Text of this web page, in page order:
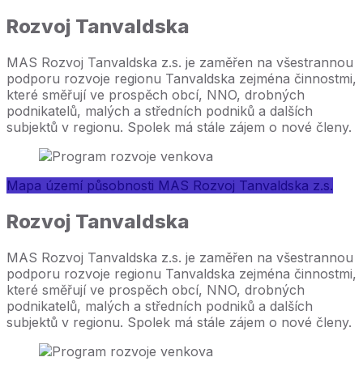
Rozvoj Tanvaldska
MAS Rozvoj Tanvaldska z.s. je zaměřen na všestrannou
podporu rozvoje regionu Tanvaldska zejména činnostmi,
které směřují ve prospěch obcí, NNO, drobných
podnikatelů, malých a středních podniků a dalších
subjektů v regionu. Spolek má stále zájem o nové členy.
Mapa území působnosti MAS Rozvoj Tanvaldska z.s.
Rozvoj Tanvaldska
MAS Rozvoj Tanvaldska z.s. je zaměřen na všestrannou
podporu rozvoje regionu Tanvaldska zejména činnostmi,
které směřují ve prospěch obcí, NNO, drobných
podnikatelů, malých a středních podniků a dalších
subjektů v regionu. Spolek má stále zájem o nové členy.